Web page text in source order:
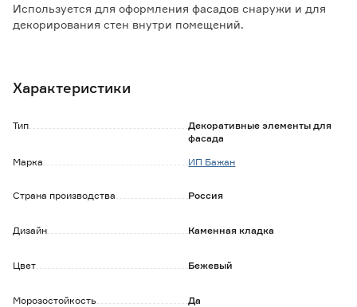
Используется для оформления фасадов снаружи и для
декорирования стен внутри помещений.
естественной среде в зависимости от освещения.
Характеристики
Тип
Декоративные элементы для
фасада
Марка
ИП Бажан
Страна производства Россия
Дизайн Каменная кладка
Цвет Бежевый
Морозостойкость Да